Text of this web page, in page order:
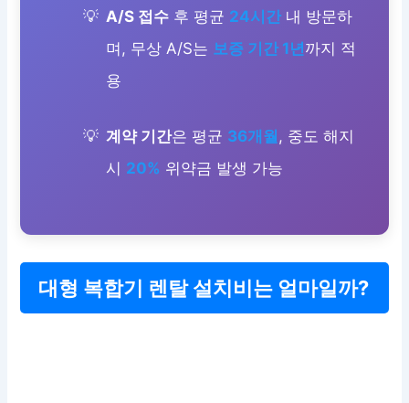
A/S 접수 후 평균 24시간 내 방문하
며, 무상 A/S는 보증 기간 1년까지 적
용
계약 기간은 평균 36개월 , 중도 해지
시 20% 위약금 발생 가능
대형 복합기 렌탈 설치비는 얼마일까?